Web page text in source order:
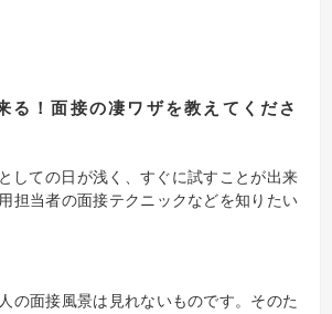
！面接の凄ワザを教えてくださ
しての日が浅く、すぐに試すことが出来
担当者の面接テクニックなどを知りたい
の面接風景は見れないものです。そのた